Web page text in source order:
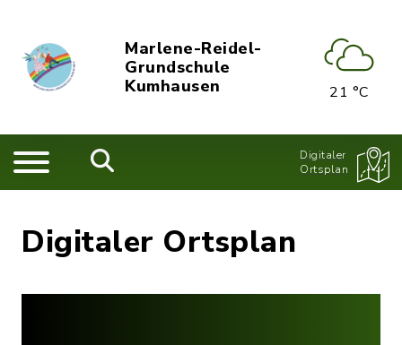
Marlene-Reidel-
Grundschule
Kumhausen
21 °C
Digitaler
Ortsplan
Digitaler Ortsplan